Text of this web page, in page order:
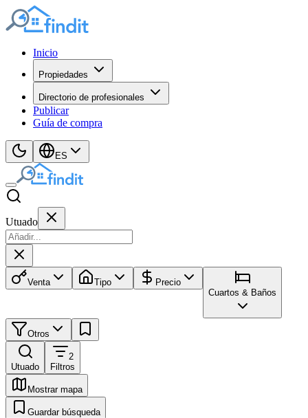
Inicio
Propiedades
Directorio de profesionales
Publicar
Guía de compra
ES
Utuado
Venta Tipo
Precio
Cuartos & Baños
Otros
Utuado
2
Filtros
Mostrar mapa
Guardar búsqueda